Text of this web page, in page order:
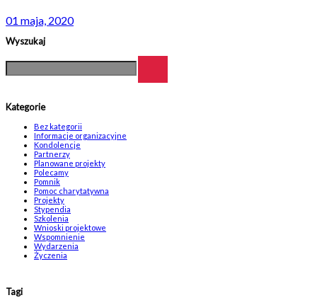
01 maja, 2020
Wyszukaj
Kategorie
Bez kategorii
Informacje organizacyjne
Kondolencje
Partnerzy
Planowane projekty
Polecamy
Pomnik
Pomoc charytatywna
Projekty
Stypendia
Szkolenia
Wnioski projektowe
Wspomnienie
Wydarzenia
Życzenia
Tagi